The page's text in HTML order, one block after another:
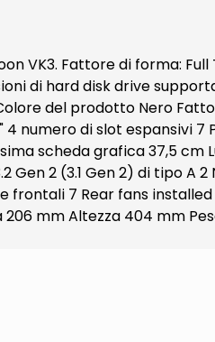
VK3. Fattore di forma:
di hard disk drive
del prodotto Nero
4 numero di slot espansivi
scheda grafica 37,5 cm
2 (3.1 Gen 2) di tipo A 2
7 Rear fans installed
mm Altezza 404 mm